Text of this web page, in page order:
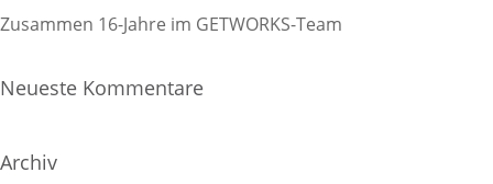
Zusammen 16-Jahre im GETWORKS-Team
Neueste Kommentare
Archiv